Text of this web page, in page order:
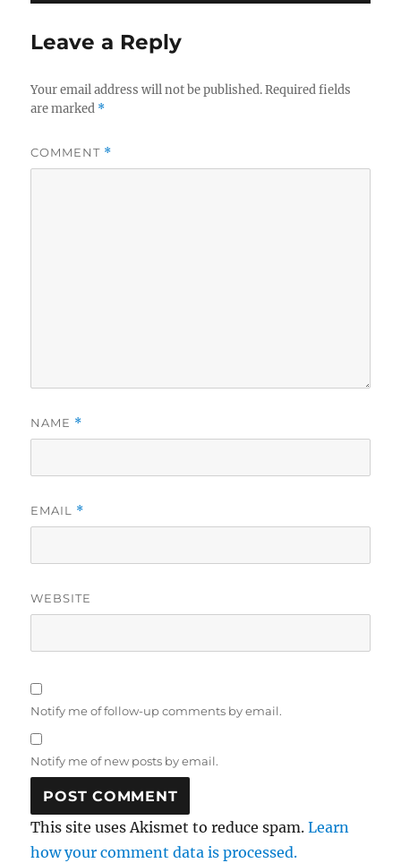
Leave a Reply
Your email address will not be published. Required fields
are marked *
COMMENT *
NAME *
EMAIL *
WEBSITE
Notify me of follow-up comments by email.
Notify me of new posts by email.
This site uses Akismet to reduce spam.Learn
how your comment data is processed.